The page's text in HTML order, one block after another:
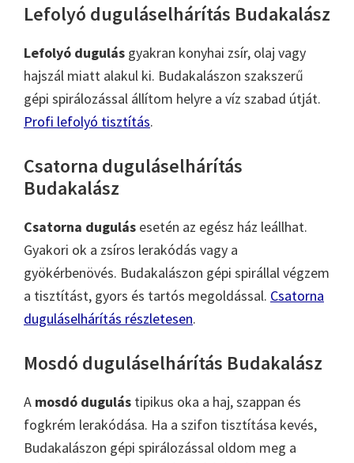
Lefolyó duguláselhárítás Budakalász
Lefolyó dugulás gyakran konyhai zsír, olaj vagy
hajszál miatt alakul ki. Budakalászon szakszerű
gépi spirálozással állítom helyre a víz szabad útját.
Profi lefolyó tisztítás.
Csatorna duguláselhárítás
Budakalász
Csatorna dugulás esetén az egész ház leállhat.
Gyakori ok a zsíros lerakódás vagy a
gyökérbenövés. Budakalászon gépi spirállal végzem
a tisztítást, gyors és tartós megoldással. Csatorna
duguláselhárítás részletesen.
Mosdó duguláselhárítás Budakalász
A mosdó dugulás tipikus oka a haj, szappan és
fogkrém lerakódása. Ha a szifon tisztítása kevés,
Budakalászon gépi spirálozással oldom meg a